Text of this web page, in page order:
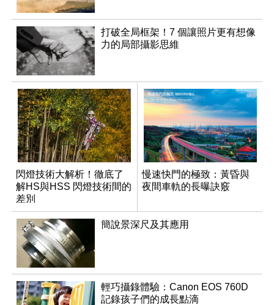
打破全局框架！7 個讓照片更有想像
力的局部攝影思維
閃燈技術大解析！徹底了
解HS與HSS 閃燈技術間的
差別
慢速快門的極致：黃昏與
夜間車軌的長曝訣竅
簡說景深尺及其應用
輕巧攝錄體驗：Canon EOS 760D
記錄孩子們的成長點滴